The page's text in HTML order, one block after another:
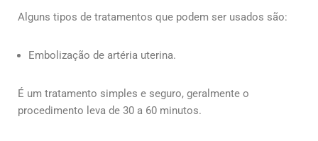
Alguns tipos de tratamentos que podem ser usados são:
Embolização de artéria uterina.
É um tratamento simples e seguro, geralmente o
procedimento leva de 30 a 60 minutos.